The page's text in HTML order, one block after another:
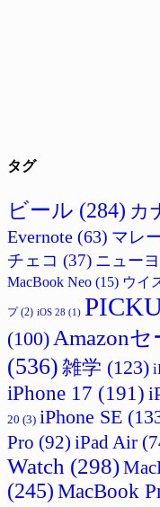
タグ
ビール (284) カ
Evernote (63) マレ
チェコ (37) ニュー
MacBook Neo (15) ウイ
プ(2) iOS 28 (1)
(100) Amazon
(536) 雑学 (123)
iPhone 17 (191)
20 (3) iPhone SE
Pro (92) iPad Air
Watch (298)
(245) MacBook